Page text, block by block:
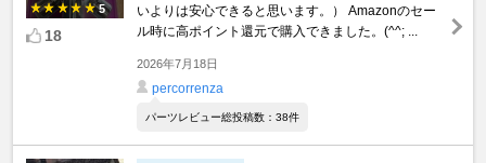
5
18
いよりは安心できると思います。） Amazonのセー
ル時に高ポイント還元で購入できました。(^^; ...
2026年7月18日
percorrenza
パーツレビュー総投稿数：38件